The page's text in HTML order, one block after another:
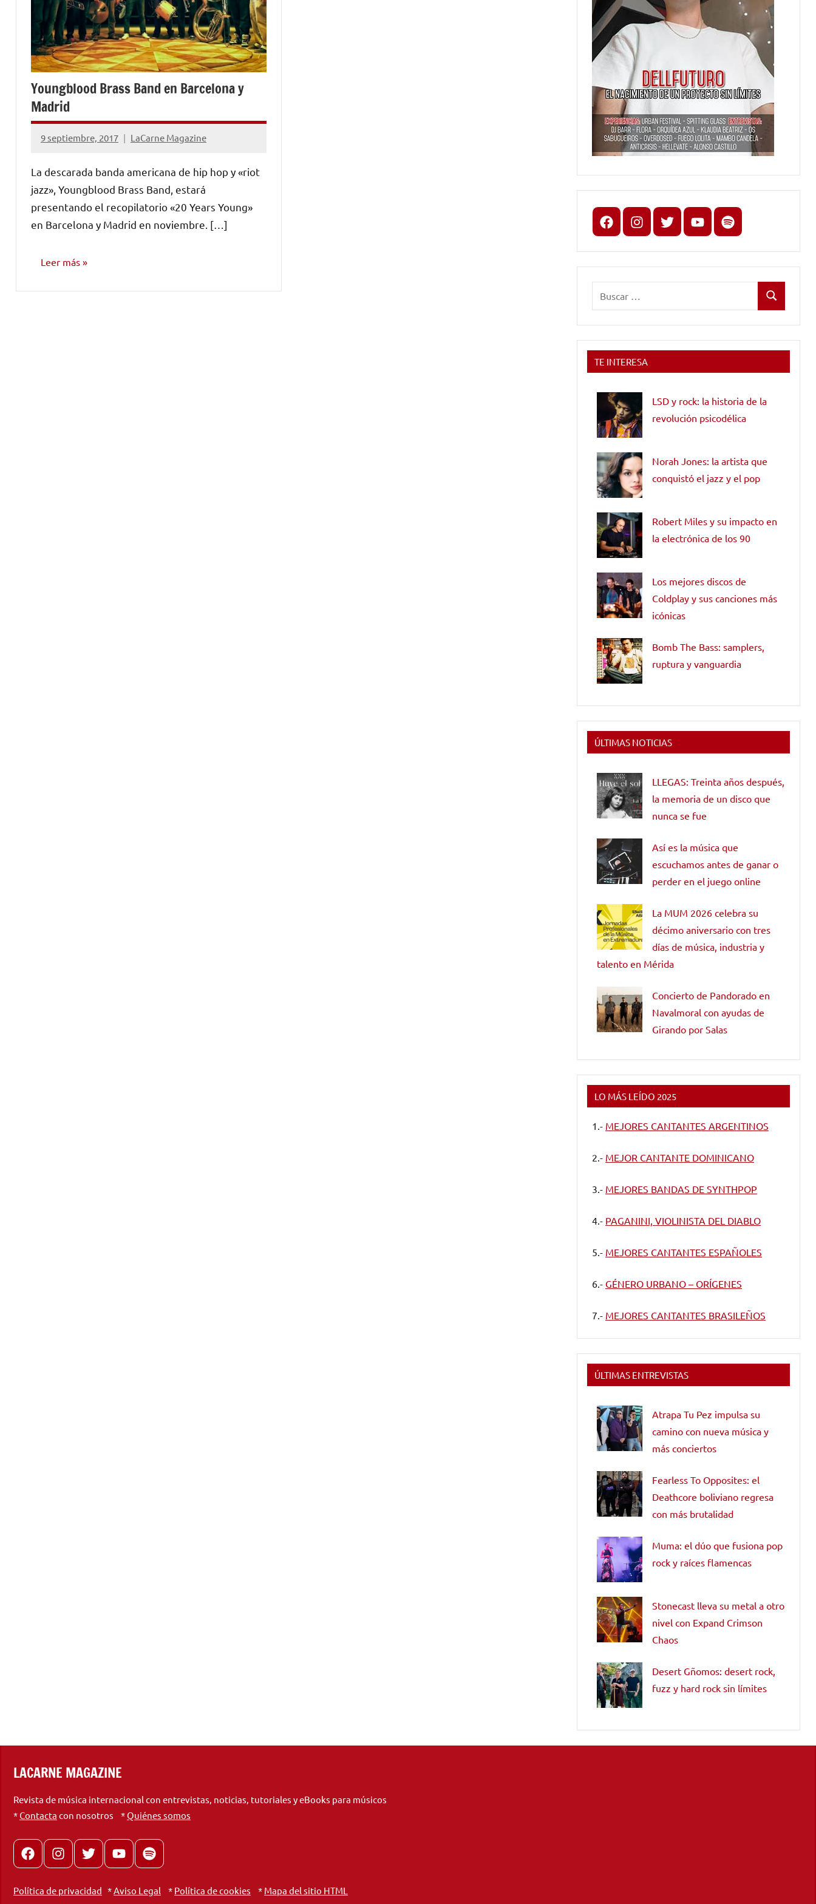
Youngblood Brass Band en Barcelona y
Madrid
9 septiembre, 2017 LaCarne Magazine
No
comentarios
La descarada banda americana de hip hop y «riot
jazz», Youngblood Brass Band, estará
presentando el recopilatorio «20 Years Young»
en Barcelona y Madrid en noviembre. […]
Leer más
FacebookInstagram
X youtubespotify
Buscar
TE INTERESA
LSD y rock: la historia de la
revolución psicodélica
Norah Jones: la artista que
conquistó el jazz y el pop
Robert Miles y su impacto en
la electrónica de los 90
Los mejores discos de
Coldplay y sus canciones más
icónicas
Bomb The Bass: samplers,
ruptura y vanguardia
ÚLTIMAS NOTICIAS
LLEGAS: Treinta años después,
la memoria de un disco que
nunca se fue
Así es la música que
escuchamos antes de ganar o
perder en el juego online
La MUM 2026 celebra su
décimo aniversario con tres
días de música, industria y
talento en Mérida
Concierto de Pandorado en
Navalmoral con ayudas de
Girando por Salas
LO MÁS LEÍDO 2025
1.- MEJORES CANTANTES ARGENTINOS
2.- MEJOR CANTANTE DOMINICANO
3.- MEJORES BANDAS DE SYNTHPOP
4.- PAGANINI, VIOLINISTA DEL DIABLO
5.- MEJORES CANTANTES ESPAÑOLES
6.- GÉNERO URBANO – ORÍGENES
7.- MEJORES CANTANTES BRASILEÑOS
ÚLTIMAS ENTREVISTAS
Atrapa Tu Pez impulsa su
camino con nueva música y
más conciertos
Fearless To Opposites: el
Deathcore boliviano regresa
con más brutalidad
Muma: el dúo que fusiona pop
rock y raíces flamencas
Stonecast lleva su metal a otro
nivel con Expand Crimson
Chaos
Desert Gñomos: desert rock,
fuzz y hard rock sin límites
LACARNE MAGAZINE
Revista de música internacional con entrevistas, noticias, tutoriales y eBooks para músicos
*Contacta con nosotros *Quiénes somos
FacebookInstagram
X youtubespotify
Política de privacidad *Aviso Legal * Política de cookies * Mapa del sitio HTML